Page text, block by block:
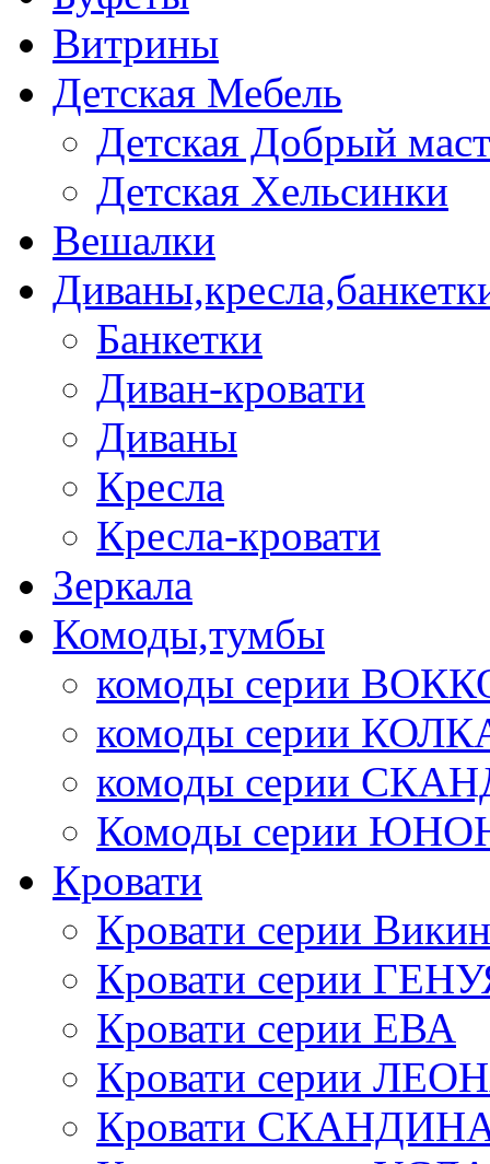
Витрины
Детская Мебель
Детская Добрый
Детская Хельсинки
Вешалки
Банкетки
Диван-кровати
Диваны
Кресла
Кресла-кровати
Зеркала
Комоды,тумбы
комоды серии
комоды серии
комоды серии
Комоды серии
Кровати
Кровати серии
Кровати серии
Кровати серии ЕВА
Кровати серии
Кровати